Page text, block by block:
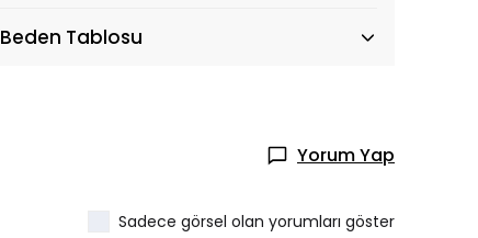
Beden Tablosu
Yorum Yap
Sadece görsel olan yorumları göster